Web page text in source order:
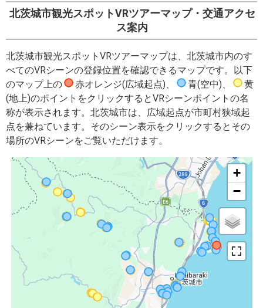
北茨城市観光スポットVRツアーマップ・交通アクセ
ス案内
北茨城市観光スポットVRツアーマップは、北茨城市内のす
べてのVRシーンの登録位置を確認できるマップです。以下
のマップ上の
赤オレンジ(広域起点) 青(空中)
黄
(地上)のポイントをクリックするとVRシーンポイントの名
称が表示されます。北茨城市は、広域起点が市町村狭域起
点を兼ねています。そのシーン表示をクリックするとその
場所のVRシーンをご覧いただけます。